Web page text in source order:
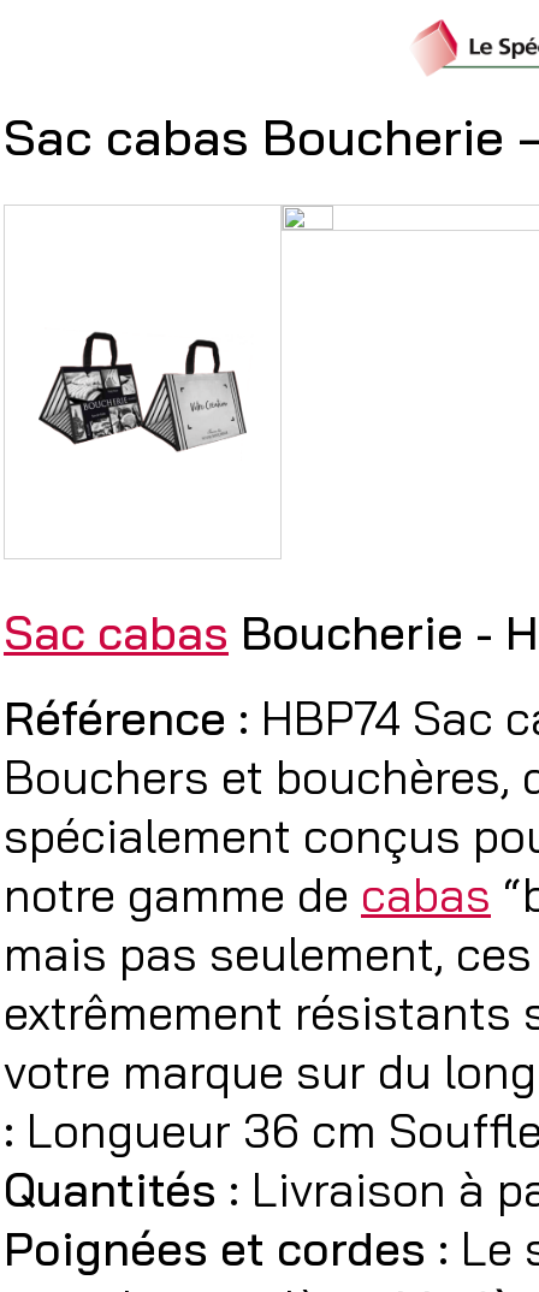
Sac cabas Boucherie
Sac cabas Boucherie -
Référence : HBP74 Sac
Bouchers et bouchères,
spécialement conçus
notre gamme de cabas
mais pas seulement,
extrêmement
votre marque sur du
: Longueur 36 cm
Quantités : Livraison à
Poignées et cordes : Le